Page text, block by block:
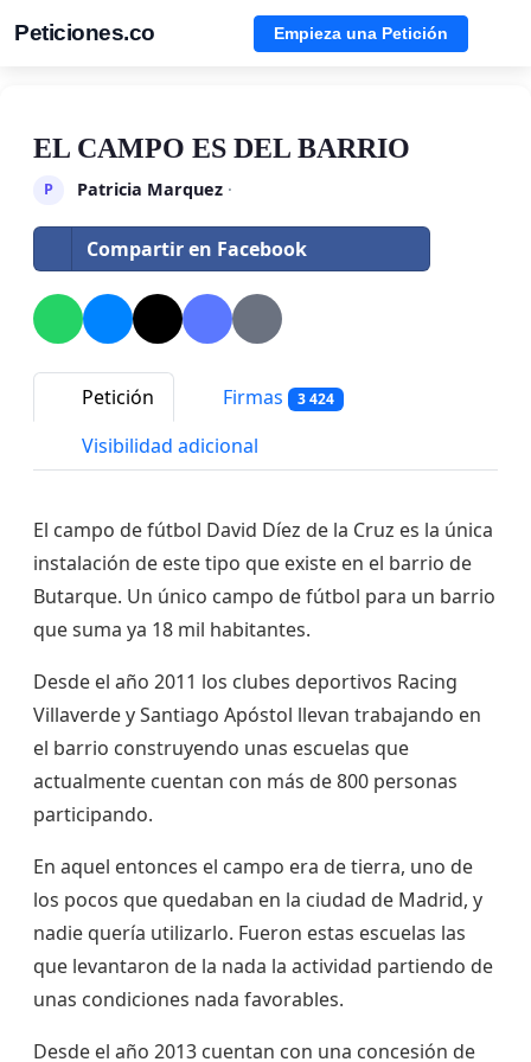
Peticiones.co Empieza una Petición
EL CAMPO ES DEL BARRIO
P Patricia Marquez·
Compartir en Facebook
Petición Firmas 3 424
Visibilidad adicional
El campo de fútbol David Díez de la Cruz es la única
instalación de este tipo que existe en el barrio de
Butarque. Un único campo de fútbol para un barrio
que suma ya 18 mil habitantes.
Desde el año 2011 los clubes deportivos Racing
Villaverde y Santiago Apóstol llevan trabajando en
el barrio construyendo unas escuelas que
actualmente cuentan con más de 800 personas
participando.
En aquel entonces el campo era de tierra, uno de
los pocos que quedaban en la ciudad de Madrid, y
nadie quería utilizarlo. Fueron estas escuelas las
que levantaron de la nada la actividad partiendo de
unas condiciones nada favorables.
Desde el año 2013 cuentan con una concesión de